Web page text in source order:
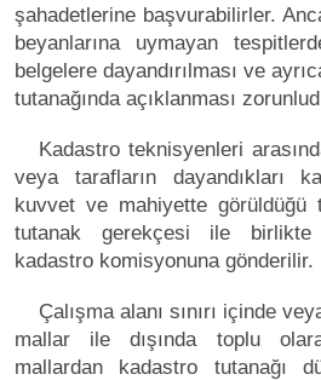
şahadetlerine başvurabilirler.
beyanlarına uymayan
belgelere dayandırılması ve
tutanağında açıklanması
Kadastro teknisyenleri
veya tarafların dayandıkları
kuvvet ve mahiyette görüldüğü
tutanak gerekçesi ile birlikte
kadastro komisyonuna gönderilir.
Çalışma alanı sınırı içinde
mallar ile dışında toplu
mallardan kadastro tutanağı